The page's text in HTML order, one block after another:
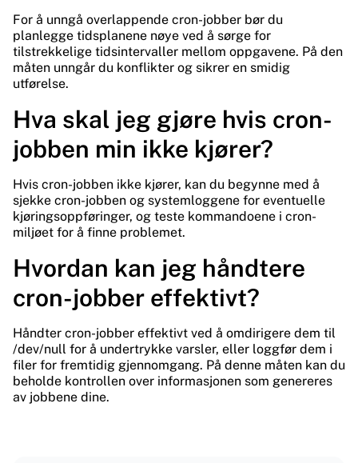
For å unngå overlappende cron-jobber bør du
planlegge tidsplanene nøye ved å sørge for
tilstrekkelige tidsintervaller mellom oppgavene. På den
måten unngår du konflikter og sikrer en smidig
utførelse.
Hva skal jeg gjøre hvis cron-
jobben min ikke kjører?
Hvis cron-jobben ikke kjører, kan du begynne med å
sjekke cron-jobben og systemloggene for eventuelle
kjøringsoppføringer, og teste kommandoene i cron-
miljøet for å finne problemet.
Hvordan kan jeg håndtere
cron-jobber effektivt?
Håndter cron-jobber effektivt ved å omdirigere dem til
/dev/null for å undertrykke varsler, eller loggfør dem i
filer for fremtidig gjennomgang. På denne måten kan du
beholde kontrollen over informasjonen som genereres
av jobbene dine.